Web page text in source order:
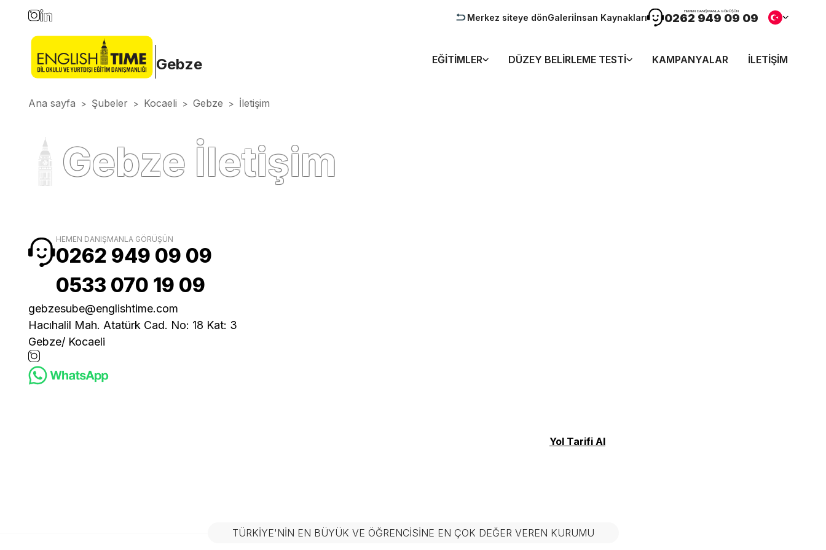
Merkez siteye dönGaleriİnsan Kaynakları
HEMEN DANIŞMANLA GÖRÜŞÜN
0262 949 09 09
Gebze EĞITIMLER DÜZEY BELIRLEME TESTI KAMPANYALAR İLETIŞIM
Ana sayfa > Şubeler > Kocaeli > Gebze > İletişim
Gebze İletişim
HEMEN DANIŞMANLA GÖRÜŞÜN
0262 949 09 09
0533 070 19 09
gebzesube@englishtime.com
Hacıhalil Mah. Atatürk Cad. No: 18 Kat: 3
Gebze/ Kocaeli
Yol Tarifi Al
TÜRKIYE'NIN EN BÜYÜK VE ÖĞRENCISINE EN ÇOK DEĞER VEREN KURUMU